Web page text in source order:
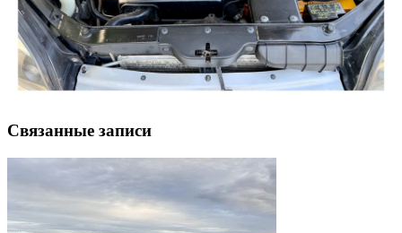
Связанные записи